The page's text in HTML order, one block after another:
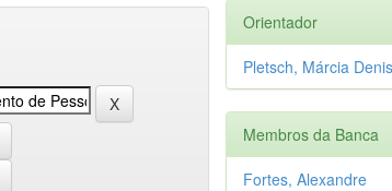
Orientador
Pletsch, Márcia
Membros da Banca
Fortes, Alexandre